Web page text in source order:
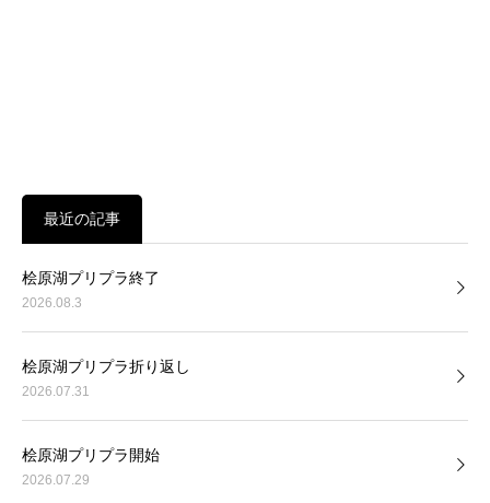
最近の記事
桧原湖プリプラ終了
2026.08.3
桧原湖プリプラ折り返し
2026.07.31
桧原湖プリプラ開始
2026.07.29